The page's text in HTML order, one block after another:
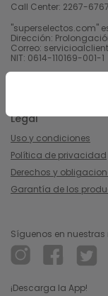
Call Center: 2267-6767
"superselectos.com"
Dirección:
Correo:
NIT: 0614-110169-001-1
Legal
Uso y condiciones
Política de privacidad
Derechos y
Garantía de los
Síguenos en
¡Descarga la App!